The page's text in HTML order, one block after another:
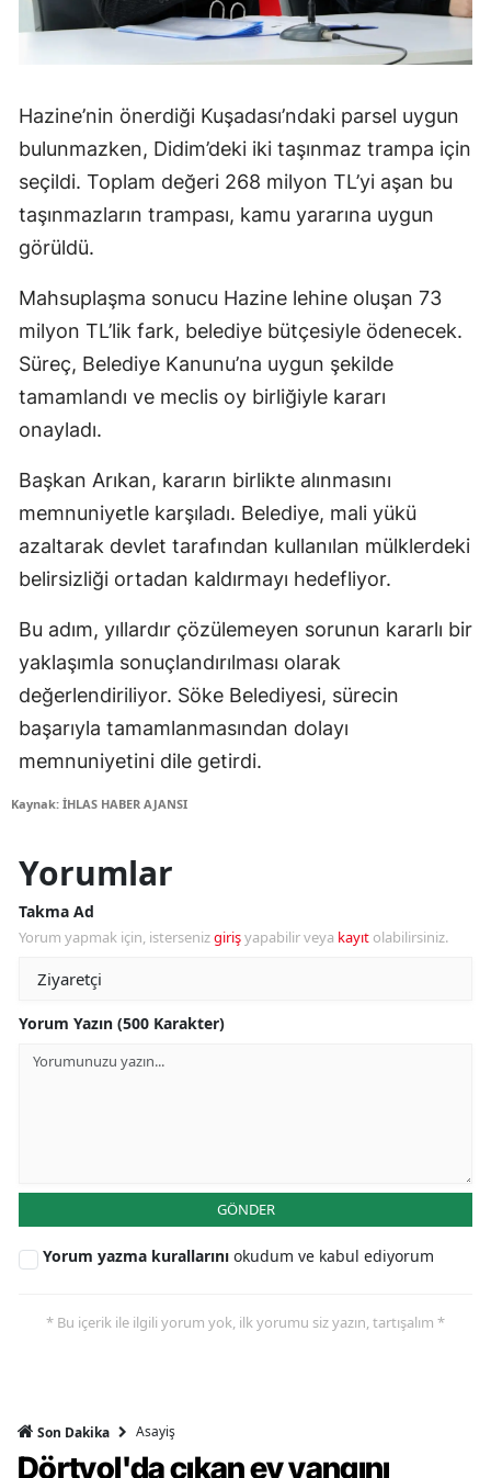
Hazine’nin önerdiği Kuşadası’ndaki parsel uygun
bulunmazken, Didim’deki iki taşınmaz trampa için
seçildi. Toplam değeri 268 milyon TL’yi aşan bu
taşınmazların trampası, kamu yararına uygun
görüldü.
Mahsuplaşma sonucu Hazine lehine oluşan 73
milyon TL’lik fark, belediye bütçesiyle ödenecek.
Süreç, Belediye Kanunu’na uygun şekilde
tamamlandı ve meclis oy birliğiyle kararı
onayladı.
Başkan Arıkan, kararın birlikte alınmasını
memnuniyetle karşıladı. Belediye, mali yükü
azaltarak devlet tarafından kullanılan mülklerdeki
belirsizliği ortadan kaldırmayı hedefliyor.
Bu adım, yıllardır çözülemeyen sorunun kararlı bir
yaklaşımla sonuçlandırılması olarak
değerlendiriliyor. Söke Belediyesi, sürecin
başarıyla tamamlanmasından dolayı
memnuniyetini dile getirdi.
Kaynak: İHLAS HABER AJANSI
Yorumlar
Takma Ad
Yorum yapmak için, istersenizgirişyapabilir veya kayıt olabilirsiniz.
Yorum Yazın (500 Karakter)
GÖNDER
Yorum yazma kurallarını okudum ve kabul ediyorum
* Bu içerik ile ilgili yorum yok, ilk yorumu siz yazın, tartışalım *
Son Dakika Asayiş
Dörtyol'da çıkan ev yangını